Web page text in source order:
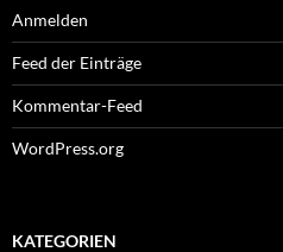
Anmelden
Feed der Einträge
Kommentar-Feed
WordPress.org
KATEGORIEN